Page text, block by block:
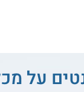
על